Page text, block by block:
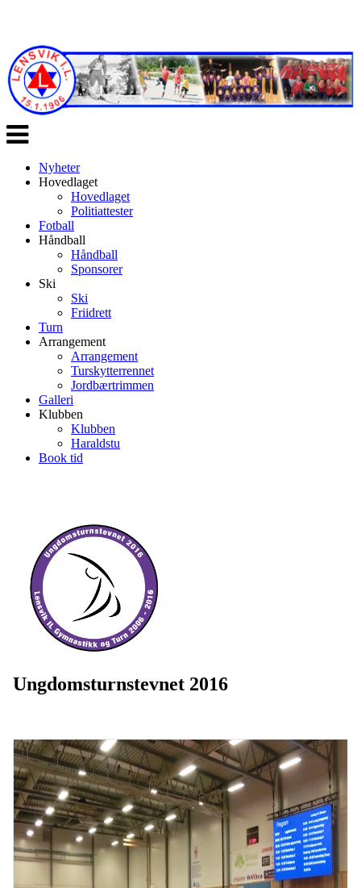
Veksle
navigasjon
Nyheter
Hovedlaget
Hovedlaget
Politiattester
Fotball
Håndball
Håndball
Sponsorer
Ski
Ski
Friidrett
Turn
Arrangement
Arrangement
Turskytterrennet
Jordbærtrimmen
Galleri
Klubben
Klubben
Haraldstu
Book tid
Ungdomsturnstevnet 2016